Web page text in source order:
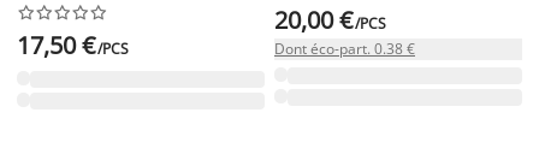






17,50 €/PCS
20,00 €/PCS
Dont éco-part. 0.38 €